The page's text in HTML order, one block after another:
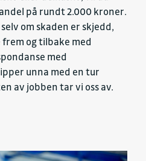
på rundt 2.000 kroner.
om skaden er skjedd,
og tilbake med
med
unna med en tur
av jobben tar vi oss av.